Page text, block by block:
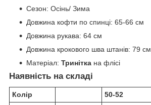
Сезон: Осінь/ Зима
Довжина кофти по спинці: 65-66 см
Довжина рукава: 64 см
Довжина крокового шва штанів: 79 см
Матеріал: Тринітка на флісі
Наявність на складі
Колір 50-52